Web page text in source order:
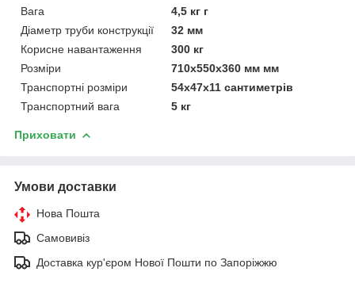
Вага
4,5 кг г
Діаметр труби конструкції
32 мм
Корисне навантаження
300 кг
Розміри
710x550x360 мм мм
Транспортні розміри
54x47x11 сантиметрів
Транспортний вага
5 кг
Приховати
Умови доставки
Нова Пошта
Самовивіз
Доставка кур'єром Нової Пошти по Запоріжжю